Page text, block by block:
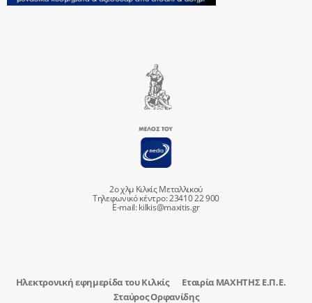
2ο χλμ Κιλκίς Μεταλλικού
Τηλεφωνικό κέντρο: 23410 22 900
E-mail:kilkis@maxitis.gr
Ηλεκτρονική εφημερίδα του Κιλκίς
Εταιρία ΜΑΧΗΤΗΣ Ε.Π.Ε.
Σταύρος Ορφανίδης